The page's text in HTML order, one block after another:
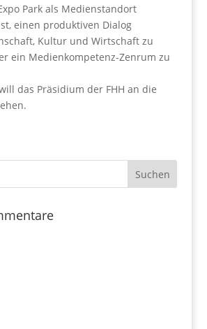
Park als Medienstandort
einen produktiven Dialog
Kultur und Wirtschaft zu
ein Medienkompetenz-Zenrum zu
das Präsidium der FHH an die